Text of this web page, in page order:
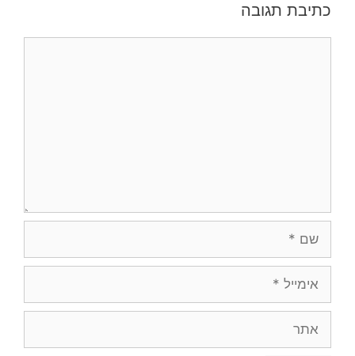
כתיבת תגובה